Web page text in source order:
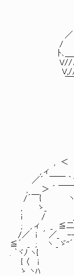
＿＿
, ＜〃 ハ
／ =〃
/ 〃 , .
ﾄ､＿
V//∧ ,
V,//∧ .
￣￣` '´〉／
`ﾄ,／
ﾄイ
`イ
`.ｲ／／,
ゝ'
, ＜ ｀
, ィ ∧
／´ ￣￣
, ＞ ´ ￣￣ ｀
/´￣{ ヽ
, ゝ_
i / _
; , ィ _ ≦二
/／ i ´ ／_ --
≦´ _ ; ヽ _ ゞ
. ｀ヾ
{ 〈 i
ゝ ヽﾊ